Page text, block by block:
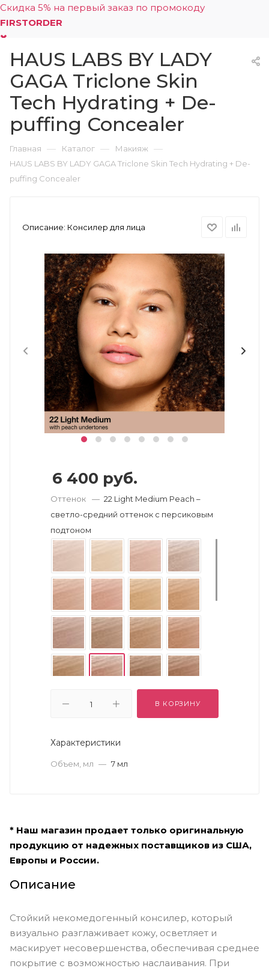
Скидка 5% на первый заказ по промокоду
FIRSTORDER
0
HAUS LABS BY LADY
GAGA Triclone Skin
Tech Hydrating + De-
puffing Concealer
Главная — Каталог — Макияж —
HAUS LABS BY LADY GAGA Triclone Skin Tech Hydrating + De-
puffing Concealer
Описание: Консилер для лица
6 400 руб.
Оттенок — 22 Light Medium Peach –
светло-средний оттенок с персиковым
подтоном
В КОРЗИНУ
Характеристики
Объем, мл — 7 мл
* Наш магазин продает только оригинальную
продукцию от надежных поставщиков из США,
Европы и России.
Описание
Стойкий некомедогенный консилер, который
визуально разглаживает кожу, осветляет и
маскирует несовершенства, обеспечивая среднее
покрытие с возможностью наслаивания. При